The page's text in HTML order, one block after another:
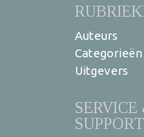
Auteurs
Categorieën
Uitgevers
SERVICE
SUPPORT